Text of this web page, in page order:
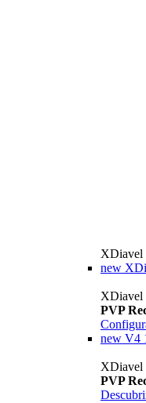
XDiavel
new
XDiavel
PVP
new V4
XDiavel
PVP